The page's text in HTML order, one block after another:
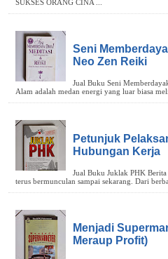
Seni
Neo Zen Reiki
Petunjuk
Hubungan Kerja
Menjadi
Meraup Profit)